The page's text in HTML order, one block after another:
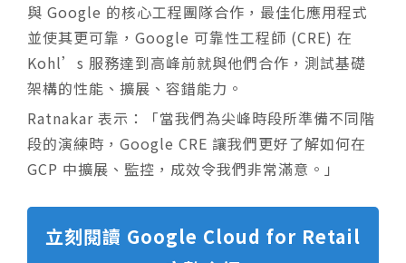
與 Google 的核心工程團隊合作，最佳化應用程式
並使其更可靠，Google 可靠性工程師 (CRE) 在
Kohl’s 服務達到高峰前就與他們合作，測試基礎
架構的性能、擴展、容錯能力。
Ratnakar 表示：「當我們為尖峰時段所準備不同階
段的演練時，Google CRE 讓我們更好了解如何在
GCP 中擴展、監控，成效令我們非常滿意。」
立刻閱讀 Google Cloud for Retail